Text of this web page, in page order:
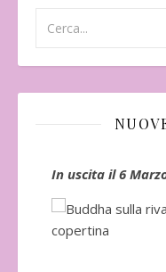
In uscita il 6